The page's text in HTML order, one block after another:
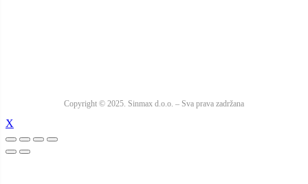
Copyright © 2025. Sinmax d.o.o. – Sva prava zadržana
X